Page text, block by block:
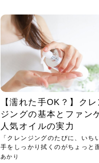
【濡れた手OK？】クレ
ジングの基本とファン
人気オイルの実力
「クレンジングのたびに、いち
手をしっかり拭くのがちょっと
倒…」...
あかり